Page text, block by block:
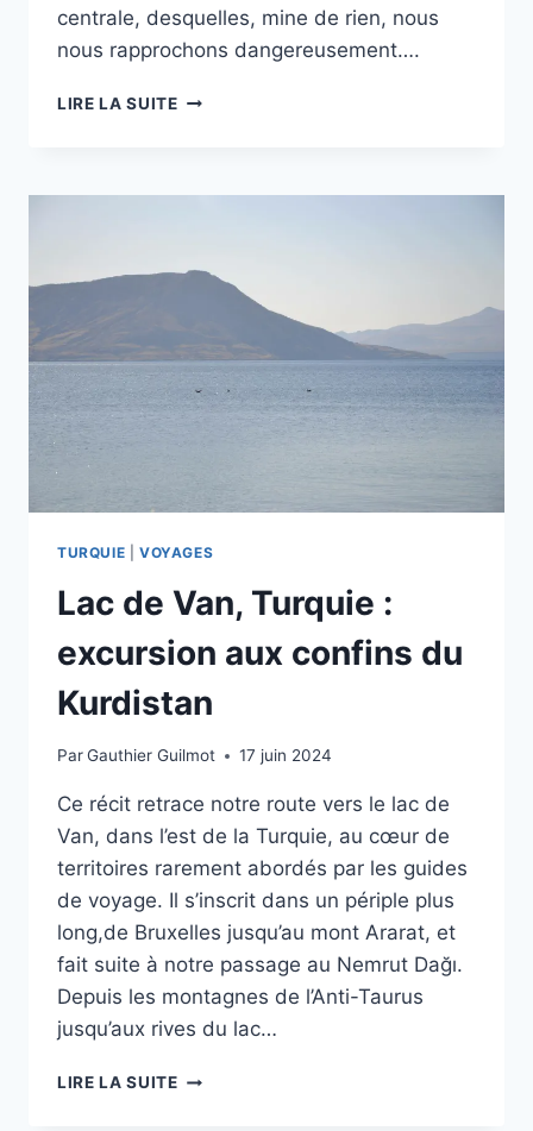
centrale, desquelles, mine de rien, nous
nous rapprochons dangereusement….
LIRE LA SUITEMONT
NOMBRIL
TURQUIE VOYAGES
Lac de Van, Turquie :
excursion aux confins du
Kurdistan
ParGauthier Guilmot 17 juin 2024
Ce récit retrace notre route vers le lac de
Van, dans l’est de la Turquie, au cœur de
territoires rarement abordés par les guides
de voyage. Il s’inscrit dans un périple plus
long,de Bruxelles jusqu’au mont Ararat, et
fait suite à notre passage au Nemrut Dağı.
Depuis les montagnes de l’Anti-Taurus
jusqu’aux rives du lac…
LIRE LA SUITELAC